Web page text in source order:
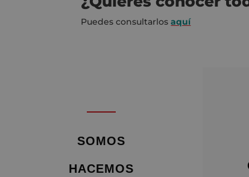
Puedes consultarlosaquí
SOMOS
HACEMOS